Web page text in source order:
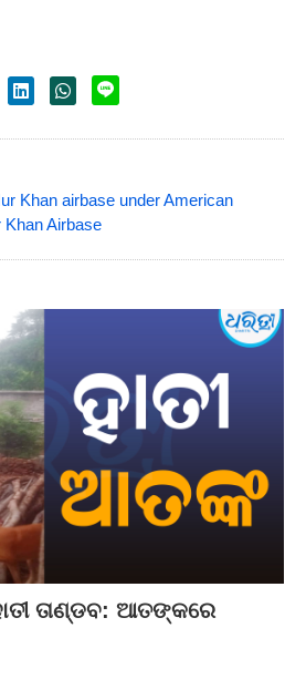
Khan airbase under American
Airbase
ତାଣ୍ଡବ: ଆତଙ୍କରେ